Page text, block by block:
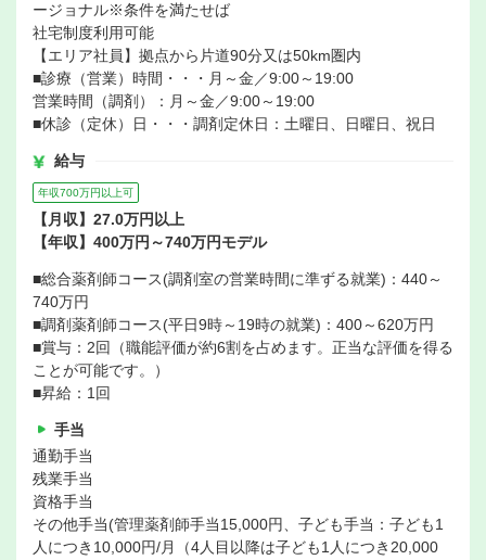
ージョナル※条件を満たせば
社宅制度利用可能
【エリア社員】拠点から片道90分又は50km圏内
■診療（営業）時間・・・月～金／9:00～19:00
営業時間（調剤）：月～金／9:00～19:00
■休診（定休）日・・・調剤定休日：土曜日、日曜日、祝日
給与
年収700万円以上可
【月収】27.0万円以上
【年収】400万円～740万円モデル
■総合薬剤師コース(調剤室の営業時間に準ずる就業)：440～
740万円
■調剤薬剤師コース(平日9時～19時の就業)：400～620万円
■賞与：2回（職能評価が約6割を占めます。正当な評価を得る
ことが可能です。）
■昇給：1回
手当
通勤手当
残業手当
資格手当
その他手当(管理薬剤師手当15,000円、子ども手当：子ども1
人につき10,000円/月（4人目以降は子ども1人につき20,000